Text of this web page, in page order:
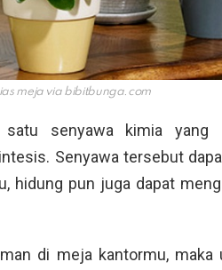
meja via bibitbunga.com
satu senyawa kimia yang
Senyawa tersebut
hidung pun juga dapat
di meja kantormu, maka